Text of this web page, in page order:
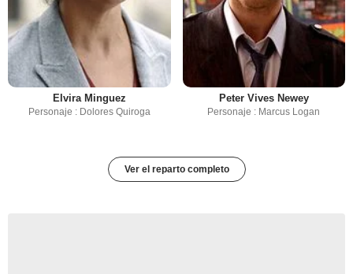
Elvira Minguez
Personaje : Dolores Quiroga
Peter Vives Newey
Personaje : Marcus Logan
Ver el reparto completo